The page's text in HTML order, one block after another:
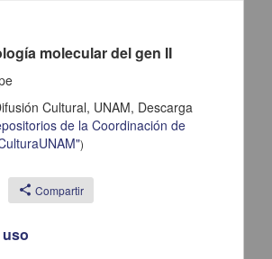
molecular del gen II
Cultural, UNAM, Descarga
de la Coordinación de
)
share Compartir